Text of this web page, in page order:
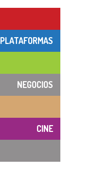
PLATAFORMAS
NEGOCIOS
CINE